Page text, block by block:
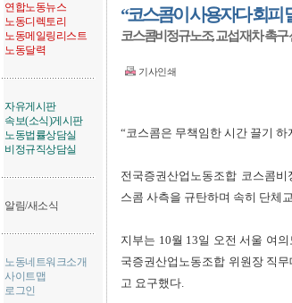
연합노동뉴스
노동디렉토리
노동메일링리스트
노동달력
자유게시판
속보(소식)게시판
노동법률상담실
비정규직상담실
알림/새소식
노동네트워크소개
사이트맵
로그인
“코스콤이 사용자다 회피
코스콤비정규노조, 교섭 재차 촉
기사인쇄
“코스콤은 무책임한 시간 끌기
전국증권산업노동조합 코스콤
스콤 사측을 규탄하며 속히 단체
지부는 10월 13일 오전 서울 여
국증권산업노동조합 위원장 직
고 요구했다.